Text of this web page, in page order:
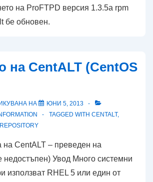
на ProFTPD версия 1.3.5a rpm
бе обновен.
на CentALT (CentOS
НА
ЮНИ 5, 2013
TAGGED WITH CENTALT,
REPOSITORY
на CentALT – преведен на
недостъпен) Увод Много системни
използват RHEL 5 или един от